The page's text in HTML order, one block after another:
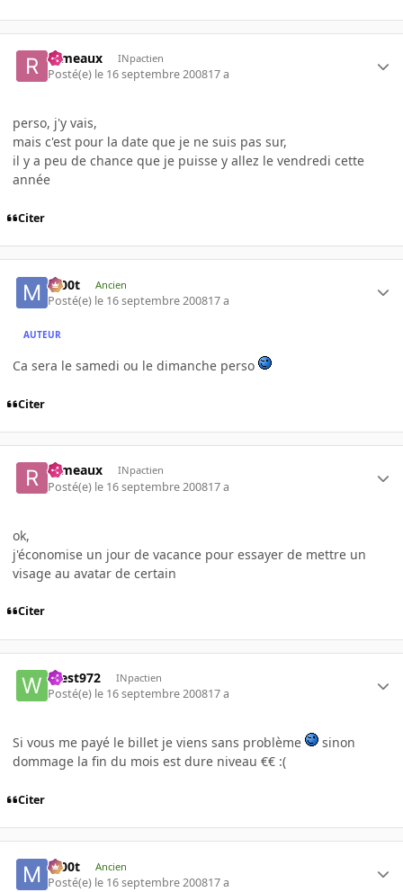
rameaux INpactien
Posté(e) le 16 septembre 200817 a
perso, j'y vais,
mais c'est pour la date que je ne suis pas sur,
il y a peu de chance que je puisse y allez le vendredi cette
année
Citer
m00t Ancien
Posté(e) le 16 septembre 200817 a
AUTEUR
Ca sera le samedi ou le dimanche perso
Citer
rameaux INpactien
Posté(e) le 16 septembre 200817 a
ok,
j'économise un jour de vacance pour essayer de mettre un
visage au avatar de certain
Citer
West972 INpactien
Posté(e) le 16 septembre 200817 a
Si vous me payé le billet je viens sans problème
sinon
dommage la fin du mois est dure niveau €€ :(
Citer
m00t Ancien
Posté(e) le 16 septembre 200817 a